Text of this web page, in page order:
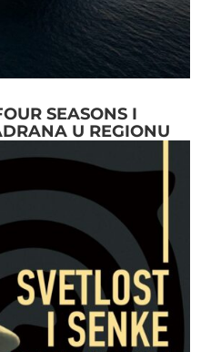
SEASONS I
U REGIONU